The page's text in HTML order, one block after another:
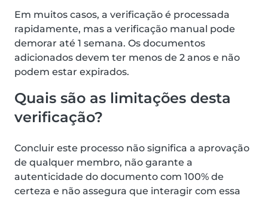
Em muitos casos, a verificação é processada
rapidamente, mas a verificação manual pode
demorar até 1 semana. Os documentos
adicionados devem ter menos de 2 anos e não
podem estar expirados.
Quais são as limitações desta
verificação?
Concluir este processo não significa a aprovação
de qualquer membro, não garante a
autenticidade do documento com 100% de
certeza e não assegura que interagir com essa